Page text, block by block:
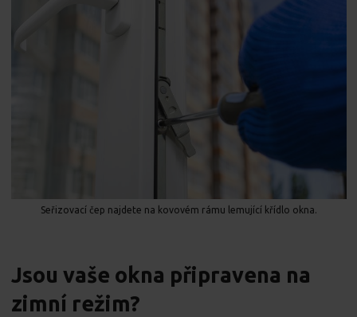
Seřizovací čep najdete na kovovém rámu lemující křídlo okna.
Jsou vaše okna připravena na
zimní režim?